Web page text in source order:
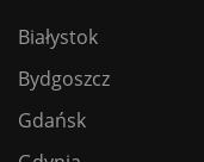
Białystok
Bydgoszcz
Gdańsk